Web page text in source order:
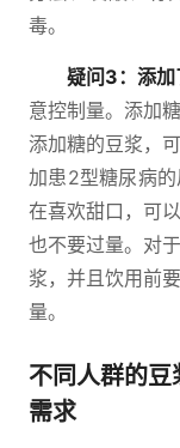
毒。
疑问3：添加
意控制量。添加
添加糖的豆浆，
加患2型糖尿病
在喜欢甜口，可
也不要过量。对
浆，并且饮用前
量。
不同人群的豆
需求